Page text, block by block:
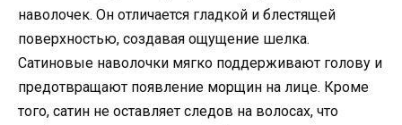
наволочек. Он отличается гладкой и блестящей
поверхностью, создавая ощущение шелка.
Сатиновые наволочки мягко поддерживают голову и
предотвращают появление морщин на лице. Кроме
того, сатин не оставляет следов на волосах, что